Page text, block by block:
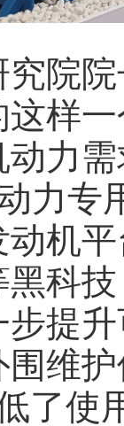
院
样
力
力专
机
科
步提
围维
了使